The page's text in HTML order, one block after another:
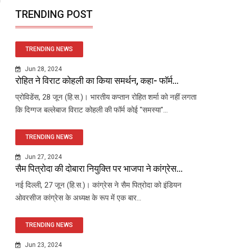
TRENDING POST
TRENDING NEWS
Jun 28, 2024
रोहित ने विराट कोहली का किया समर्थन, कहा- फॉर्म...
प्रोविडेंस, 28 जून (हि.स.)। भारतीय कप्तान रोहित शर्मा को नहीं लगता
कि दिग्गज बल्लेबाज विराट कोहली की फॉर्म कोई "समस्या"...
TRENDING NEWS
Jun 27, 2024
सैम पित्रोदा की दोबारा नियुक्ति पर भाजपा ने कांग्रेस...
नई दिल्ली, 27 जून (हि.स.)। कांग्रेस ने सैम पित्रोदा को इंडियन
ओवरसीज कांग्रेस के अध्यक्ष के रूप में एक बार...
TRENDING NEWS
Jun 23, 2024